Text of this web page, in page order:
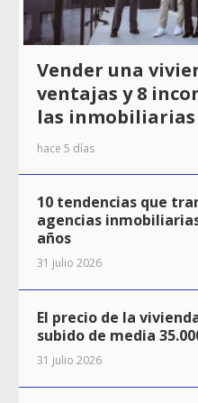
Vender una
ventajas y 8
las inmobiliarias
hace 5 días
10 tendencias que
agencias
años
31 julio 2026
El precio de la
subido de media
31 julio 2026